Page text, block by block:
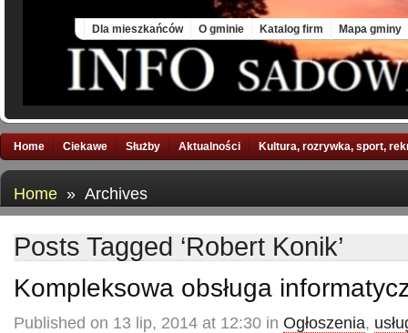
Dla mieszkańców O gminie Katalog firm Mapa gminy
Home Ciekawe Służby Aktualności Kultura, rozrywka, sport,
Home » Archives
Posts Tagged ‘Robert Konik’
Kompleksowa obsługa
Published on 13 lip, 2014 at 12:30 in Ogłoszenia,